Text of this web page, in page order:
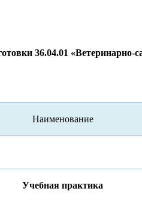
36.04.01 «Ветеринарно-
Наименование
Учебная практика